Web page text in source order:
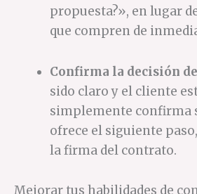
propuesta?», en lugar
que compren de
Confirma la decisión
sido claro y el cliente
simplemente confirma
ofrece el siguiente
la firma del contrato.
Mejorar tus habilidades de